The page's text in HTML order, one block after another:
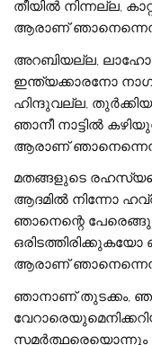
തീയിൽ നിന്നല്ല,
ആരാണ്
അറബിയല്ല,
ഇന്ത്യക്കാരനോ
ഹിന്ദുവല്ല,
ഞാനീ നാട്ടിൽ
ആരാണ്
മതങ്ങളുടെ
ആദമിൽ നിന്നോ
ഞാനെന്റെ പേരെങ്ങും
ആരാണ്
ഞാനാണ് തുടക്കം,
സമർത്ഥരെയൊന്നും